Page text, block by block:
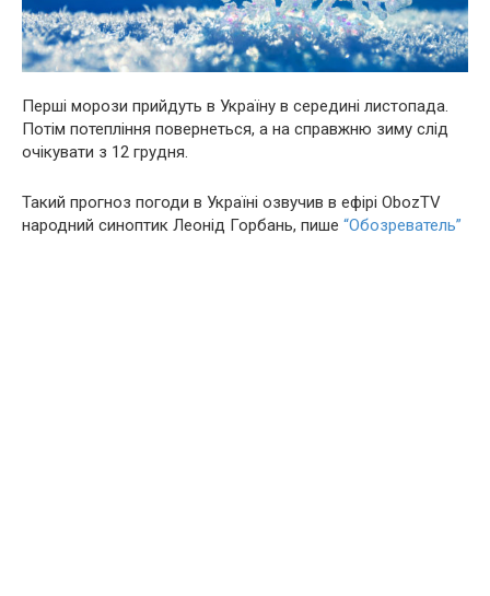
Перші морози прийдуть в Україну в середині листопада.
Потім потепління повернеться, а на справжню зиму слід
очікувати з 12 грудня.
Такий прогноз погоди в Україні озвучив в ефірі ObozTV
народний синоптик Леонід Горбань, пише “Обозреватель”